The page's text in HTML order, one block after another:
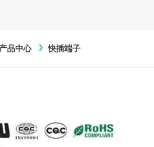
产品中心 快插端子